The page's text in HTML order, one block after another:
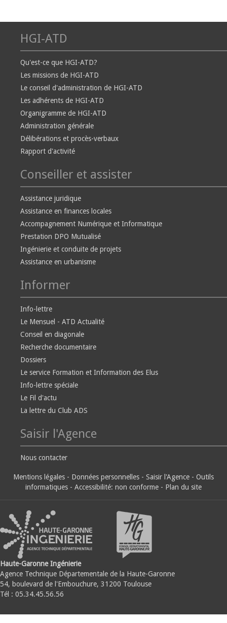
HGI-ATD
Qu'est-ce que HGI-ATD?
Les missions de HGI-ATD
Le conseil d'administration de HGI-ATD
Les adhérents de HGI-ATD
Organigramme de HGI-ATD
Administration générale
Délibérations et procès-verbaux
Rapport d'activité
Conseiller et assister
Assistance juridique
Assistance en finances locales
Accompagnement Numérique et Informatique
Prestation DPO Mutualisé
Ingénierie et conduite de projets
Assistance en urbanisme
Informer
Info-lettre
Le Mensuel - ATD Actualité
Conseil en diagonale
Recherche documentaire
Dossiers
Le service Formation et Information des Elus
Info-lettre spéciale
Le Fil d'actu
La lettre du Club ADS
Saisir l'Agence
Nous contacter
Mentions légales - Données personnelles - Saisir l'Agence - Outils
informatiques - Accessibilité: non conforme - Plan du site
Haute-Garonne Ingénierie
Agence Technique Départementale de la Haute-Garonne
54, boulevard de l'Embouchure, 31200 Toulouse
Tél : 05.34.45.56.56